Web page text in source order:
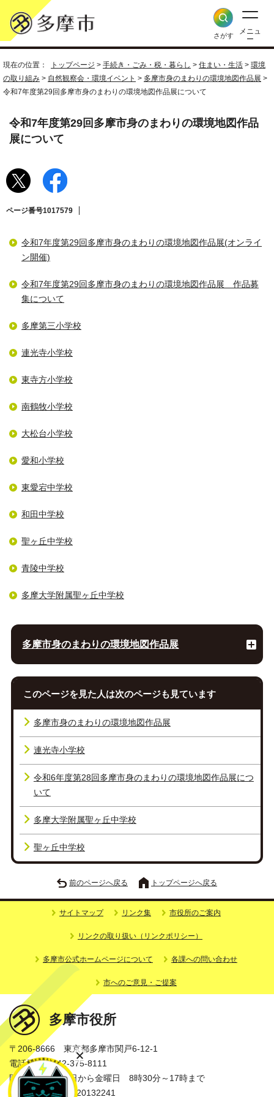
さがす
メニュ
ー
現在の位置： トップページ > 手続き・ごみ・税・暮らし > 住まい・生活 > 環境
の取り組み > 自然観察会・環境イベント > 多摩市身のまわりの環境地図作品展 >
令和7年度第29回多摩市身のまわりの環境地図作品展について
令和7年度第29回多摩市身のまわりの環境地図作品
展について
ページ番号1017579
令和7年度第29回多摩市身のまわりの環境地図作品展(オンライ
ン開催)
令和7年度第29回多摩市身のまわりの環境地図作品展 作品募
集について
多摩第三小学校
連光寺小学校
東寺方小学校
南鶴牧小学校
大松台小学校
愛和小学校
東愛宕中学校
和田中学校
聖ヶ丘中学校
青陵中学校
多摩大学附属聖ヶ丘中学校
多摩市身のまわりの環境地図作品展
このページを見た人は次のページも見ています
多摩市身のまわりの環境地図作品展
連光寺小学校
令和6年度第28回多摩市身のまわりの環境地図作品展につ
いて
多摩大学附属聖ヶ丘中学校
聖ヶ丘中学校
前のページへ戻る トップページへ戻る
サイトマップ リンク集 市役所のご案内
リンクの取り扱い（リンクポリシー）
多摩市公式ホームページについて 各課への問い合わせ
市へのご意見・ご提案
多摩市役所
〒206-8666 東京都多摩市関戸6-12-1
電話番号：042-375-8111
開庁時間：月曜日から金曜日 8時30分～17時まで
法人番号：3000020132241